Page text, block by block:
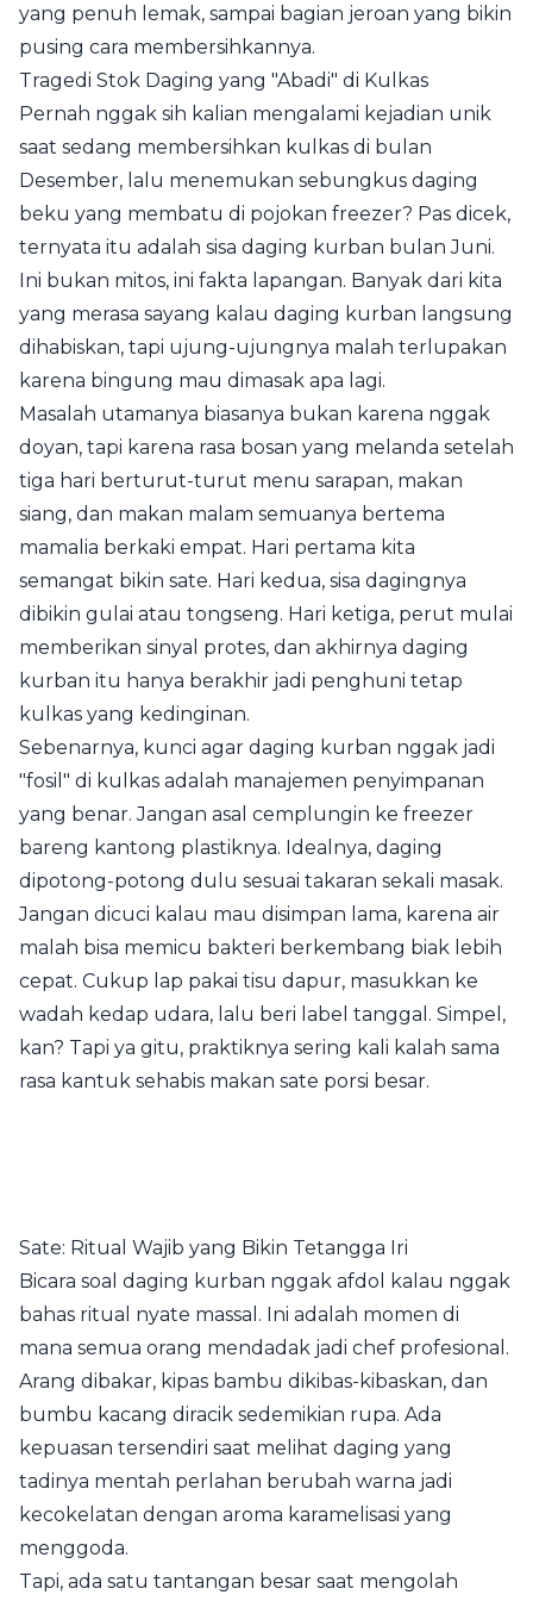
yang penuh lemak, sampai bagian jeroan yang bikin
pusing cara membersihkannya.
Tragedi Stok Daging yang "Abadi" di Kulkas
Pernah nggak sih kalian mengalami kejadian unik
saat sedang membersihkan kulkas di bulan
Desember, lalu menemukan sebungkus daging
beku yang membatu di pojokan freezer? Pas dicek,
ternyata itu adalah sisa daging kurban bulan Juni.
Ini bukan mitos, ini fakta lapangan. Banyak dari kita
yang merasa sayang kalau daging kurban langsung
dihabiskan, tapi ujung-ujungnya malah terlupakan
karena bingung mau dimasak apa lagi.
Masalah utamanya biasanya bukan karena nggak
doyan, tapi karena rasa bosan yang melanda setelah
tiga hari berturut-turut menu sarapan, makan
siang, dan makan malam semuanya bertema
mamalia berkaki empat. Hari pertama kita
semangat bikin sate. Hari kedua, sisa dagingnya
dibikin gulai atau tongseng. Hari ketiga, perut mulai
memberikan sinyal protes, dan akhirnya daging
kurban itu hanya berakhir jadi penghuni tetap
kulkas yang kedinginan.
Sebenarnya, kunci agar daging kurban nggak jadi
"fosil" di kulkas adalah manajemen penyimpanan
yang benar. Jangan asal cemplungin ke freezer
bareng kantong plastiknya. Idealnya, daging
dipotong-potong dulu sesuai takaran sekali masak.
Jangan dicuci kalau mau disimpan lama, karena air
malah bisa memicu bakteri berkembang biak lebih
cepat. Cukup lap pakai tisu dapur, masukkan ke
wadah kedap udara, lalu beri label tanggal. Simpel,
kan? Tapi ya gitu, praktiknya sering kali kalah sama
rasa kantuk sehabis makan sate porsi besar.
Sate: Ritual Wajib yang Bikin Tetangga Iri
Bicara soal daging kurban nggak afdol kalau nggak
bahas ritual nyate massal. Ini adalah momen di
mana semua orang mendadak jadi chef profesional.
Arang dibakar, kipas bambu dikibas-kibaskan, dan
bumbu kacang diracik sedemikian rupa. Ada
kepuasan tersendiri saat melihat daging yang
tadinya mentah perlahan berubah warna jadi
kecokelatan dengan aroma karamelisasi yang
menggoda.
Tapi, ada satu tantangan besar saat mengolah